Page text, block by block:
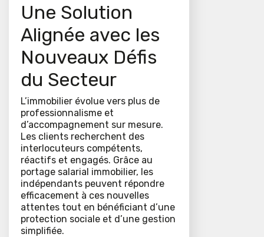
Une Solution
Alignée avec les
Nouveaux Défis
du Secteur
L’immobilier évolue vers plus de
professionnalisme et
d’accompagnement sur mesure.
Les clients recherchent des
interlocuteurs compétents,
réactifs et engagés. Grâce au
portage salarial immobilier, les
indépendants peuvent répondre
efficacement à ces nouvelles
attentes tout en bénéficiant d’une
protection sociale et d’une gestion
simplifiée.